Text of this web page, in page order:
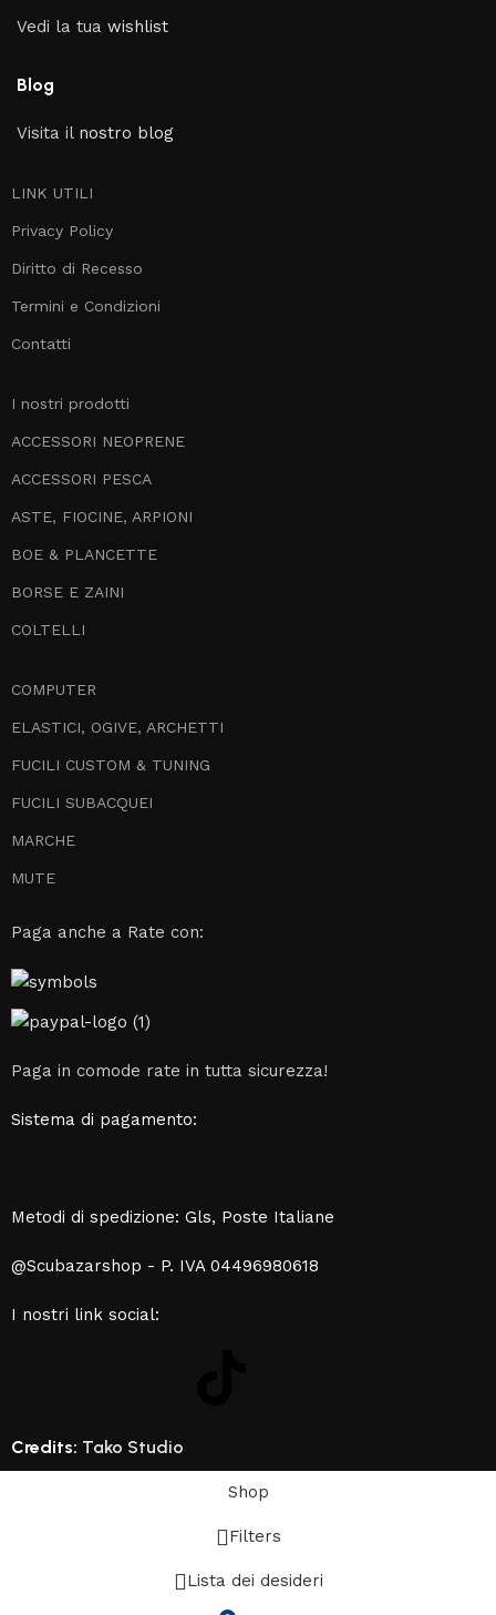
Vedi la tuawishlist
Blog
Visita il nostro blog
LINK UTILI
Privacy Policy
Diritto di Recesso
Termini e Condizioni
Contatti
I nostri prodotti
ACCESSORI NEOPRENE
ACCESSORI PESCA
ASTE, FIOCINE, ARPIONI
BOE & PLANCETTE
BORSE E ZAINI
COLTELLI
COMPUTER
ELASTICI, OGIVE, ARCHETTI
FUCILI CUSTOM & TUNING
FUCILI SUBACQUEI
MARCHE
MUTE
Paga anche a Rate con:
Paga in comode rate in tutta sicurezza!
Sistema di pagamento:
Metodi di spedizione: Gls, Poste Italiane
@Scubazarshop - P. IVA 04496980618
I nostri link social:
Credits: Tako Studio
Shop
Filters
Lista dei desideri